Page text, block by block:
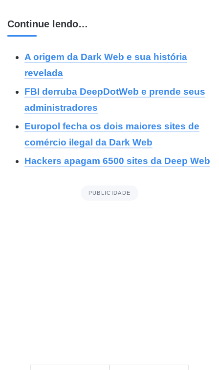
Continue lendo…
A origem da Dark Web e sua história
revelada
FBI derruba DeepDotWeb e prende seus
administradores
Europol fecha os dois maiores sites de
comércio ilegal da Dark Web
Hackers apagam 6500 sites da Deep Web
PUBLICIDADE